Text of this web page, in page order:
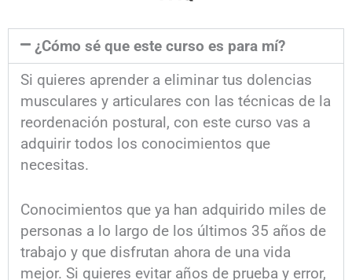
¿Cómo sé que este curso es para mí?
Si quieres aprender a eliminar tus dolencias
musculares y articulares con las técnicas de la
reordenación postural, con este curso vas a
adquirir todos los conocimientos que
necesitas.
Conocimientos que ya han adquirido miles de
personas a lo largo de los últimos 35 años de
trabajo y que disfrutan ahora de una vida
mejor. Si quieres evitar años de prueba y error,